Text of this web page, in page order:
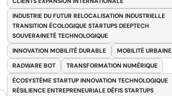
INDUSTRIE DU FUTUR RELOCALISATION INDUSTRIELLE
TRANSITION ÉCOLOGIQUE STARTUPS DEEPTECH
SOUVERAINETÉ TECHNOLOGIQUE
INNOVATION MOBILITÉ DURABLE
MOBILITÉ URBAINE
RADWARE BOT
TRANSFORMATION NUMÉRIQUE
ÉCOSYSTÈME STARTUP INNOVATION TECHNOLOGIQUE
RÉSILIENCE ENTREPRENEURIALE DÉFIS STARTUPS